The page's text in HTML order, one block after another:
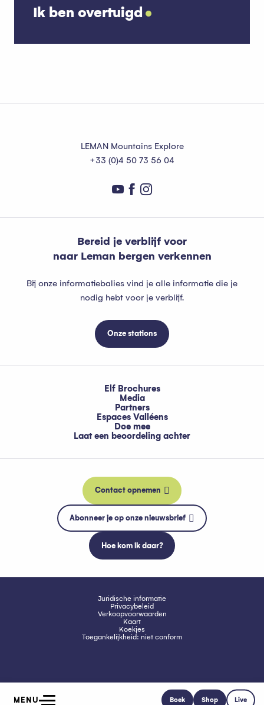
MENU Boek Shop Live
Ik ben overtuigd
LEMAN Mountains Explore
+33 (0)4 50 73 56 04
Bereid je verblijf voor
naar Leman bergen verkennen
Bij onze informatiebalies vind je alle informatie die je
nodig hebt voor je verblijf.
Onze stations
Elf Brochures
Media
Partners
Espaces Valléens
Doe mee
Laat een beoordeling achter
Contact opnemen
Abonneer je op onze nieuwsbrief
Hoe kom ik daar?
Juridische informatie
Privacybeleid
Verkoopvoorwaarden
Kaart
Koekjes
Toegankelijkheid: niet conform